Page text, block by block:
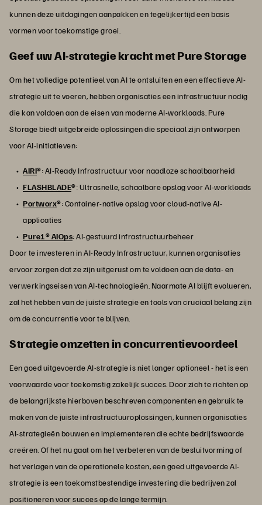
kunnen deze uitdagingen aanpakken en tegelijkertijd een basis
vormen voor toekomstige groei.
Geef uw AI-strategie kracht met Pure Storage
Om het volledige potentieel van AI te ontsluiten en een effectieve AI-
strategie uit te voeren, hebben organisaties een infrastructuur nodig
die kan voldoen aan de eisen van moderne AI-workloads. Pure
Storage biedt uitgebreide oplossingen die speciaal zijn ontworpen
voor AI-initiatieven:
AIRI®: AI-Ready Infrastructuur voor naadloze schaalbaarheid
FLASHBLADE®: Ultrasnelle, schaalbare opslag voor AI-workloads
Portworx®: Container-native opslag voor cloud-native AI-
applicaties
Pure1® AIOps: AI-gestuurd infrastructuurbeheer
Door te investeren in AI-Ready Infrastructuur, kunnen organisaties
ervoor zorgen dat ze zijn uitgerust om te voldoen aan de data- en
verwerkingseisen van AI-technologieën. Naarmate AI blijft evolueren,
zal het hebben van de juiste strategie en tools van cruciaal belang zijn
om de concurrentie voor te blijven.
Strategie omzetten in concurrentievoordeel
Een goed uitgevoerde AI-strategie is niet langer optioneel - het is een
voorwaarde voor toekomstig zakelijk succes. Door zich te richten op
de belangrijkste hierboven beschreven componenten en gebruik te
maken van de juiste infrastructuuroplossingen, kunnen organisaties
AI-strategieën bouwen en implementeren die echte bedrijfswaarde
creëren. Of het nu gaat om het verbeteren van de besluitvorming of
het verlagen van de operationele kosten, een goed uitgevoerde AI-
strategie is een toekomstbestendige investering die bedrijven zal
positioneren voor succes op de lange termijn.